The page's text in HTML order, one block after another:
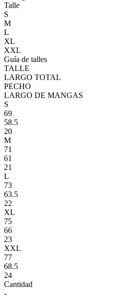
Talle
S
M
L
XL
XXL
Guía de talles
TALLE
LARGO TOTAL
PECHO
LARGO DE MANGAS
S
69
58.5
20
M
71
61
21
L
73
63.5
22
XL
75
66
23
XXL
77
68.5
24
Cantidad
-